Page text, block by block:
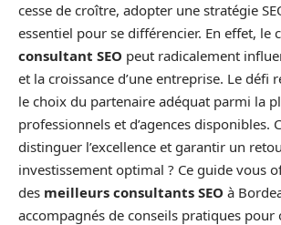
cesse de croître, adopter une stratégie
essentiel pour se différencier. En effet, le
consultant SEO peut radicalement
et la croissance d’une entreprise. Le défi
le choix du partenaire adéquat parmi la
professionnels et d’agences disponibles.
distinguer l’excellence et garantir un
investissement optimal ? Ce guide vous
des meilleurs consultants SEO à
accompagnés de conseils pratiques